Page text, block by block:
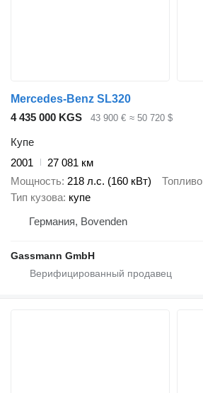
Mercedes-Benz SL320
4 435 000 KGS
43 900 € ≈ 50 720 $
Купе
2001
27 081 км
Мощность 218 л.с. (160 кВт) Топливо
Тип кузова купе
Германия, Bovenden
Gassmann GmbH